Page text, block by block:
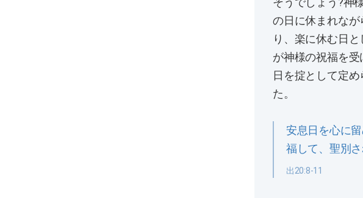
の日に休まれな
り、楽に休む日
が神様の祝福を
日を掟として定
た。
安息日を心に
福して、聖別さ
出20:8-11